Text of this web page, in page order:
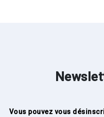
Vous pouvez vous